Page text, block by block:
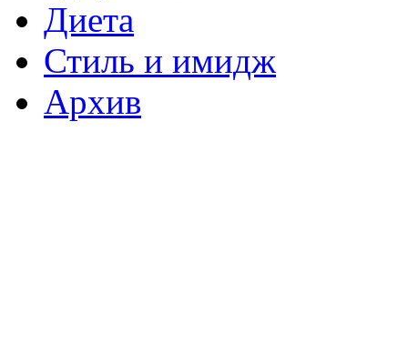
Диета
Стиль и имидж
Архив